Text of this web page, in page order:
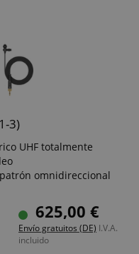
3)
UHF totalmente
omnidireccional
- 1799,8 MHz
larga: transmisor
(1,9 ms)
y control
625,00 €
Envío gratuitos (DE) I.V.A.
incluido
de Google